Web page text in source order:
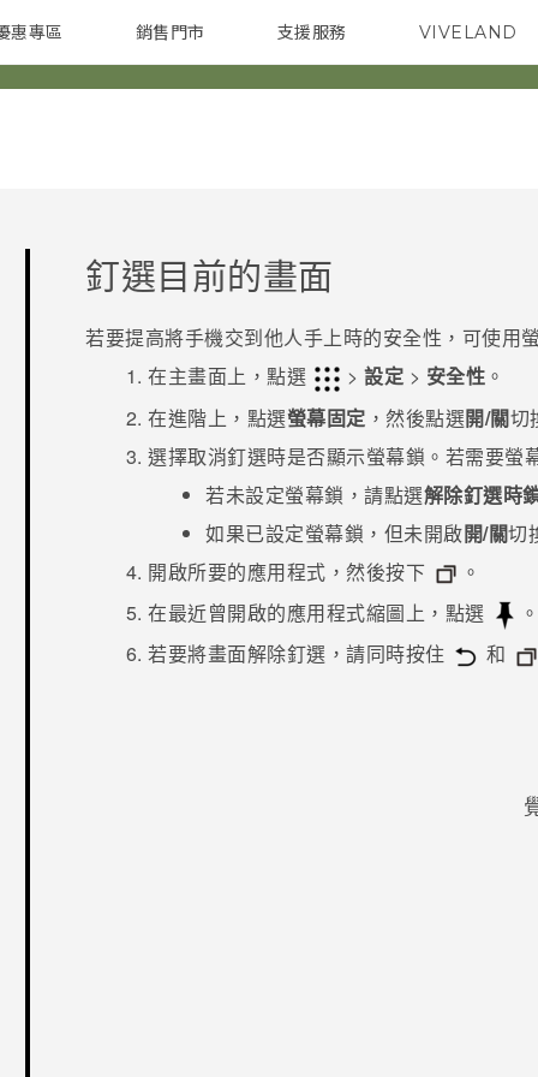
智慧型手機 配件
惠專區
點訊息 校園專案 企業採購
銷售門市
銷售通路 支援服務 VIVELAND
釘選目前的畫面
若要提高將手機交到他人手上時的安全性，可使用
在主畫面上，點選 >設定 > 安全性 。
在進階上，點選螢幕固定 ，然後點選開/關切
選擇取消釘選時是否顯示螢幕鎖。若需要
若未設定螢幕鎖，請點選解除釘選時
如果已設定螢幕鎖，但未開啟開/關切
開啟所要的應用程式，然後按下
。
在最近曾開啟的應用程式縮圖上，點選
若要將畫面解除釘選，請同時按住
和